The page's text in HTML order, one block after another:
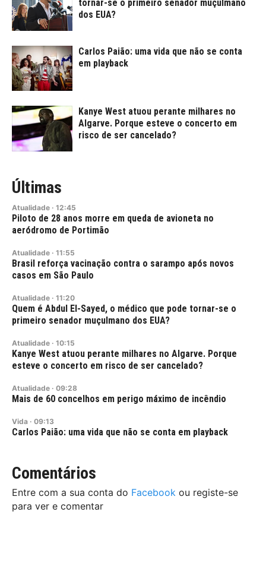
tornar-se o primeiro senador muçulmano
dos EUA?
Carlos Paião: uma vida que não se conta
em playback
Kanye West atuou perante milhares no
Algarve. Porque esteve o concerto em
risco de ser cancelado?
Últimas
Atualidade · 12:45
Piloto de 28 anos morre em queda de avioneta no
aeródromo de Portimão
Atualidade · 11:55
Brasil reforça vacinação contra o sarampo após novos
casos em São Paulo
Atualidade · 11:20
Quem é Abdul El-Sayed, o médico que pode tornar-se o
primeiro senador muçulmano dos EUA?
Atualidade · 10:15
Kanye West atuou perante milhares no Algarve. Porque
esteve o concerto em risco de ser cancelado?
Atualidade · 09:28
Mais de 60 concelhos em perigo máximo de incêndio
Vida · 09:13
Carlos Paião: uma vida que não se conta em playback
Comentários
Entre com a sua conta do Facebook ou registe-se
para ver e comentar